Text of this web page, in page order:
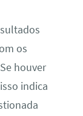
os
houver
indica